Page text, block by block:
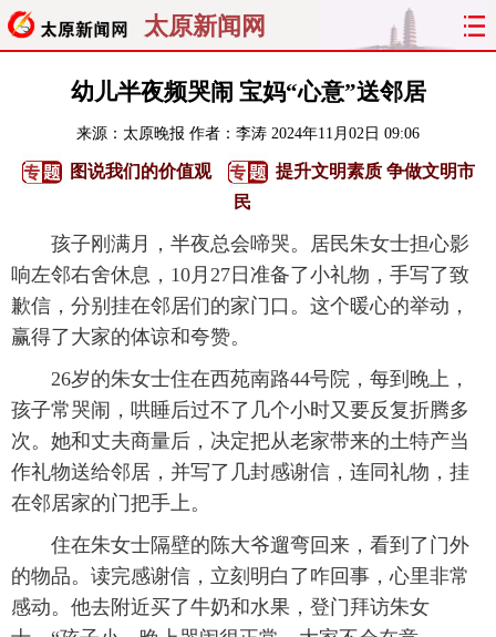
太原新闻网
首页 聚焦 太原 山西
经济 关注 文明 出行
旅游 理财 政务 教育
看天下 晋月读 最太原 网罗民生
幼儿半夜频哭闹 宝妈“心意”送邻居
来源： 太原晚报 作者：李涛 2024年11月02日 09:06
图说我们的价值观
提升文明素质 争做文明市
民
孩子刚满月，半夜总会啼哭。居民朱女士担心影
响左邻右舍休息，10月27日准备了小礼物，手写了致
歉信，分别挂在邻居们的家门口。这个暖心的举动，
赢得了大家的体谅和夸赞。
26岁的朱女士住在西苑南路44号院，每到晚上，
孩子常哭闹，哄睡后过不了几个小时又要反复折腾多
次。她和丈夫商量后，决定把从老家带来的土特产当
作礼物送给邻居，并写了几封感谢信，连同礼物，挂
在邻居家的门把手上。
住在朱女士隔壁的陈大爷遛弯回来，看到了门外
的物品。读完感谢信，立刻明白了咋回事，心里非常
感动。他去附近买了牛奶和水果，登门拜访朱女